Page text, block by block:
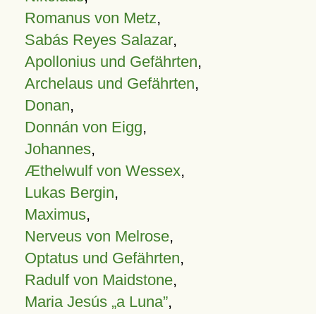
Romanus von Metz,
Sabás Reyes Salazar,
Apollonius und Gefährten,
Archelaus und Gefährten,
Donan,
Donnán von Eigg,
Johannes,
Æthelwulf von Wessex,
Lukas Bergin,
Maximus,
Nerveus von Melrose,
Optatus und Gefährten,
Radulf von Maidstone,
Maria Jesús „a Luna”,